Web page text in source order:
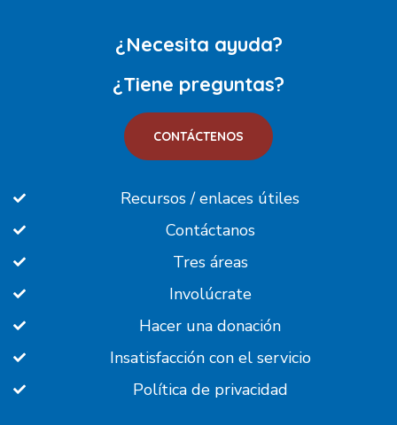
¿Necesita ayuda?
¿Tiene preguntas?
CONTÁCTENOS
Recursos / enlaces útiles
Contáctanos
Tres áreas
Involúcrate
Hacer una donación
Insatisfacción con el servicio
Política de privacidad